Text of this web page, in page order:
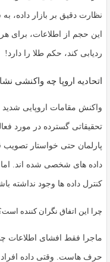
نظارت دقیق بر بازار داده،
این حجم از اطلاعات، برای
ردیابی کند، حکم طلا را دارد!
اتحادیه اروپا چه واکنشی
واکنش مقامات اروپایی شدید
تحقیقاتی گسترده در مورد
پارلمان حتی خواستار
داده های شخصی شده اند.
کنترل داده ها وجود نداشته
چرا این اتفاق نگران کننده
ماجرا فقط افشای اطلاعات
حرف هاست. وقتی داده